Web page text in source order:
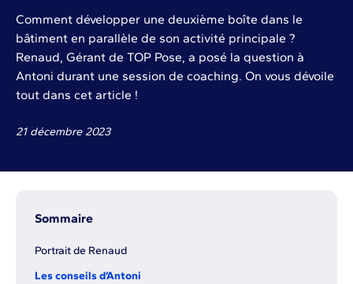
Comment développer une deuxième boîte dans le
bâtiment en parallèle de son activité principale ?
Renaud, Gérant de TOP Pose, a posé la question à
Antoni durant une session de coaching. On vous dévoile
tout dans cet article !
21 décembre 2023
Sommaire
Portrait de Renaud
Les conseils d’Antoni